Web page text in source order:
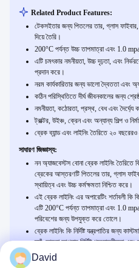
Related Product Features:
টেকসইতার জন্য পিতলের তার, গ্লাস
দিয়ে তৈরি।
200°C পর্যন্ত উচ্চ তাপমাত্রা এবং 1.0
এটি চমৎকার নমনীয়তা, উচ্চ দৃঢ়তা, এবং
প্রদান করে।
নরম কার্যকারিতার জন্য ভালো দ্বৈততা এবং
কঠিন পরিস্থিতিতে দীর্ঘ জীবনকালের জন্য
নমনীয়তা, কঠোরতা, প্রস্থ, বেধ এবং দৈর্ঘ্যে
ট্রাক্টর, উইঞ্চ, ক্রেন এবং অন্যান্য শিল্প ও
ব্রেক ব্যান্ড এবং লাইনিং তৈরিতে ২০ বছরেরও
সাধারণ জিজ্ঞাস্য:
নন অ্যাজবেস্টস বোনা ব্রেক লাইনিং
ব্রেকের আস্তরণটি পিতলের তার, গ্লাস
স্থায়িত্ব এবং উচ্চ কর্মক্ষমতা নিশ্চিত করে।
এই ব্রেক লাইনিং এর অপারেটিং শর্তাবলী কি
এটি 200°C পর্যন্ত তাপমাত্রা এবং 1.0
পরিবেশের জন্য উপযুক্ত করে তোলে।
ব্রেক লাইনিং কি নির্দিষ্ট যন্ত্রপাতির জন্য
হ্যাঁ, আমরা আপনার নির্দিষ্ট প্রয়োজনীয়তা
প্রস্থ, বেধ এবং দৈর্ঘ্য কাস্টমাইজ করতে পারি।
David